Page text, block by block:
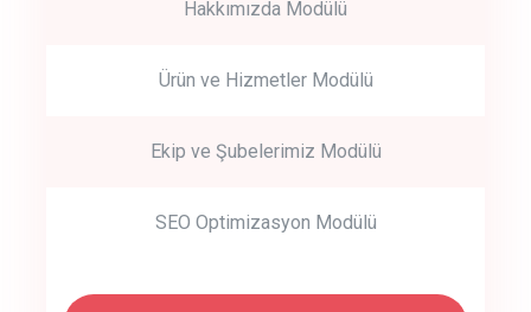
Hakkımızda Modülü
Ürün ve Hizmetler Modülü
Ekip ve Şubelerimiz Modülü
SEO Optimizasyon Modülü